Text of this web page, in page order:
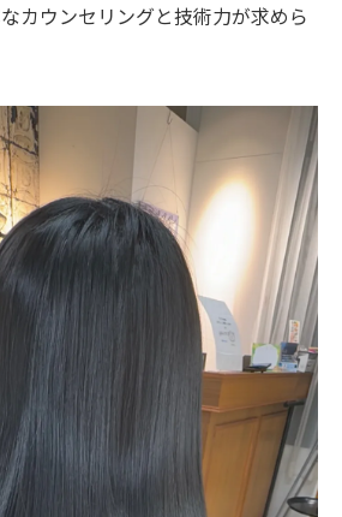
するハイライトとメッシュの
カラーを美容室で見極めるポイ
較！ハイライトとメッシュの特
ロが教える最適なカラー選び方
違いを美容室で体感する理由
の魅力と欠点を徹底解説
カウンセリングと技術力が求めら